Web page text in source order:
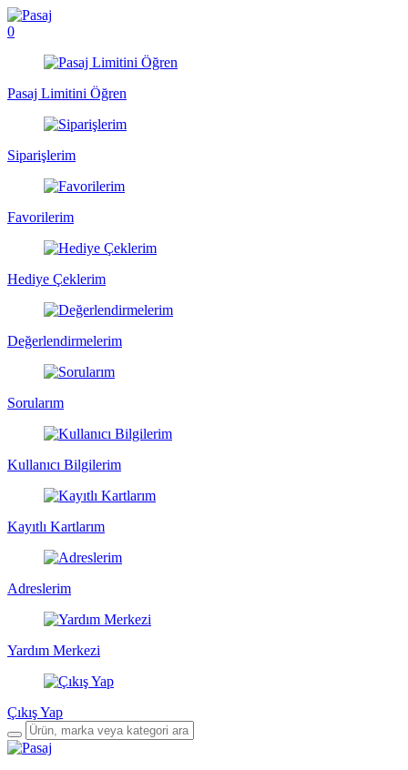
0
Pasaj Limitini Öğren
Siparişlerim
Favorilerim
Hediye Çeklerim
Değerlendirmelerim
Sorularım
Kullanıcı Bilgilerim
Kayıtlı Kartlarım
Adreslerim
Yardım Merkezi
Çıkış Yap